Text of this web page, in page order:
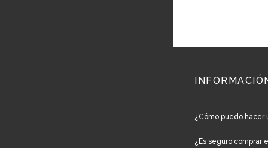
¿Cómo puedo hacer
¿Es seguro comprar